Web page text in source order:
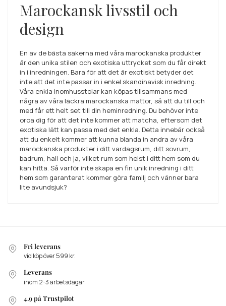
Marockansk livsstil och
design
En av de bästa sakerna med våra marockanska produkter
är den unika stilen och exotiska uttrycket som du får direkt
in i inredningen. Bara för att det är exotiskt betyder det
inte att det inte passar in i enkel skandinavisk inredning.
Våra enkla inomhusstolar kan köpas tillsammans med
några av våra läckra marockanska mattor, så att du till och
med får ett helt set till din heminredning. Du behöver inte
oroa dig för att det inte kommer att matcha, eftersom det
exotiska lätt kan passa med det enkla. Detta innebär också
att du enkelt kommer att kunna blanda in andra av våra
marockanska produkter i ditt vardagsrum, ditt sovrum,
badrum, hall och ja, vilket rum som helst i ditt hem som du
kan hitta. Så varför inte skapa en fin unik inredning i ditt
hem som garanterat kommer göra familj och vänner bara
lite avundsjuk?
Fri leverans
vid köp över 599 kr.
Leverans
inom 2-3 arbetsdagar
4.9 på Trustpilot